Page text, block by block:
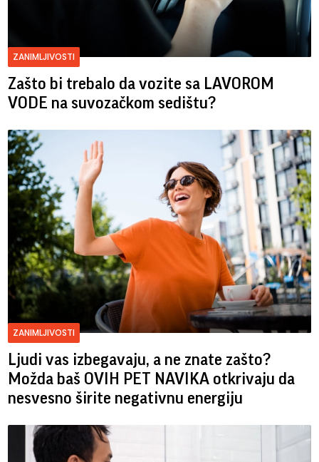
ZANIMLJIVOSTI
Zašto bi trebalo da vozite sa LAVOROM
VODE na suvozačkom sedištu?
ZANIMLJIVOSTI
Ljudi vas izbegavaju, a ne znate zašto?
Možda baš OVIH PET NAVIKA otkrivaju da
nesvesno širite negativnu energiju